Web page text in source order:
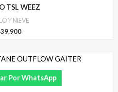
TSL WEEZ
Y NIEVE
39.900
Por WhatsApp